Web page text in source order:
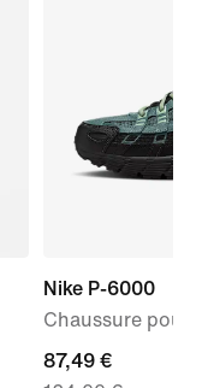
Nike P-6000
Chaussure pour
current
87,49 €